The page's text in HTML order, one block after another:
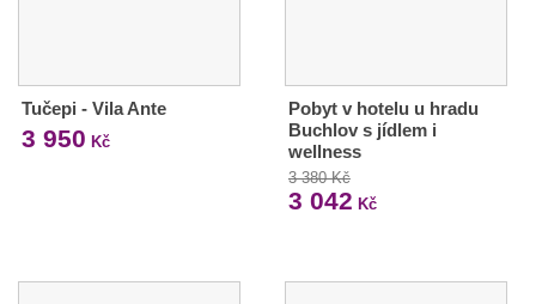
Tučepi - Vila Ante
3 950 Kč
Pobyt v hotelu u hradu
Buchlov s jídlem i
wellness
3 380 Kč
3 042 Kč